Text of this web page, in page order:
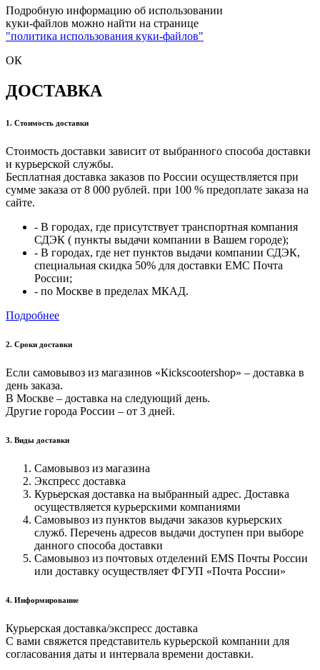
Подробную информацию об использовании
куки-файлов можно найти на странице
"политика использования куки-файлов"
ОК
ДОСТАВКА
1. Стоимость доставки
Стоимость доставки зависит от выбранного способа доставки
и курьерской службы.
Бесплатная доставка заказов по России осуществляется при
сумме заказа от 8 000 рублей. при 100 % предоплате заказа на
сайте.
- В городах, где присутствует транспортная компания
СДЭК ( пункты выдачи компании в Вашем городе);
- В городах, где нет пунктов выдачи компании СДЭК,
специальная скидка 50% для доставки ЕМС Почта
России;
- по Москве в пределах МКАД.
Подробнее
2. Cроки доставки
Если самовывоз из магазинов «Кickscootershop» – доставка в
день заказа.
В Москве – доставка на следующий день.
Другие города России – от 3 дней.
3. Виды доставки
Самовывоз из магазина
Экспресс доставка
Курьерская доставка на выбранный адрес. Доставка
осуществляется курьерскими компаниями
Самовывоз из пунктов выдачи заказов курьерских
служб. Перечень адресов выдачи доступен при выборе
данного способа доставки
Самовывоз из почтовых отделений EMS Почты России
или доставку осуществляет ФГУП «Почта России»
4. Информирование
Курьерская доставка/экспресс доставка
С вами свяжется представитель курьерской компании для
согласования даты и интервала времени доставки.